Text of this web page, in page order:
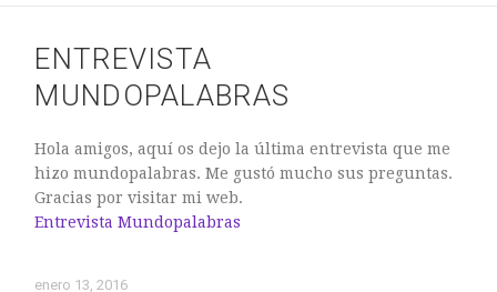
mayo 2021
octubre 2018
enero 2016
ENTREVISTA
MUNDOPALABRAS
Hola amigos, aquí os dejo la última entrevista que me
hizo mundopalabras. Me gustó mucho sus preguntas.
Gracias por visitar mi web.
Entrevista Mundopalabras
enero 13, 2016